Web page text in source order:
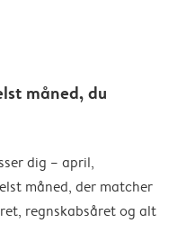
måned, du
dig – april,
måned, der matcher
regnskabsåret og alt